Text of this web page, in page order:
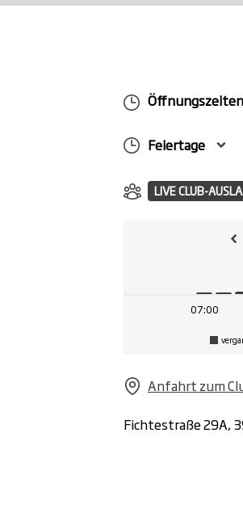
Öffnungszeiten
Feiertage
LIVE CLUB-
07:00
Anfahrt zum
Fichtestraße 29A,
Mit unseren chip-gesteuerten
passt sich dein Training